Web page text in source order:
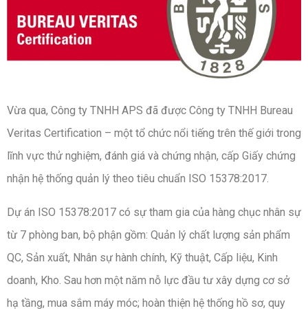
Vừa qua, Công ty TNHH APS đã được Công ty TNHH Bureau
Veritas Certification – một tổ chức nổi tiếng trên thế giới trong
lĩnh vực thử nghiệm, đánh giá và chứng nhận, cấp Giấy chứng
nhận hệ thống quản lý theo tiêu chuẩn ISO 15378:2017.
Dự án ISO 15378:2017 có sự tham gia của hàng chục nhân sự
từ 7 phòng ban, bộ phận gồm: Quản lý chất lượng sản phẩm
QC, Sản xuất, Nhân sự hành chính, Kỹ thuật, Cấp liệu, Kinh
doanh, Kho. Sau hơn một năm nỗ lực đầu tư xây dựng cơ sở
hạ tầng, mua sắm máy móc; hoàn thiện hệ thống hồ sơ, quy